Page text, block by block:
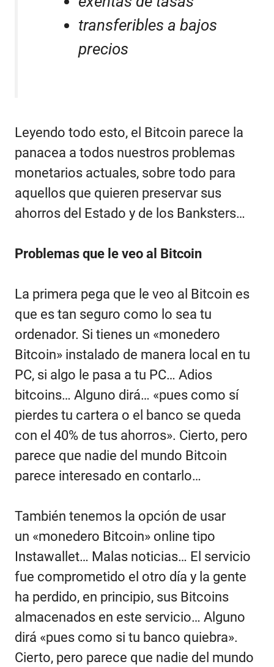
transferibles a bajos
precios
Leyendo todo esto, el Bitcoin parece la
panacea a todos nuestros problemas
monetarios actuales, sobre todo para
aquellos que quieren preservar sus
ahorros del Estado y de los Banksters…
Problemas que le veo al Bitcoin
La primera pega que le veo al Bitcoin es
que es tan seguro como lo sea tu
ordenador. Si tienes un «monedero
Bitcoin» instalado de manera local en tu
PC, si algo le pasa a tu PC… Adios
bitcoins… Alguno dirá… «pues como sí
pierdes tu cartera o el banco se queda
con el 40% de tus ahorros». Cierto, pero
parece que nadie del mundo Bitcoin
parece interesado en contarlo…
También tenemos la opción de usar
un «monedero Bitcoin» online tipo
Instawallet… Malas noticias… El servicio
fue comprometido el otro día y la gente
ha perdido, en principio, sus Bitcoins
almacenados en este servicio… Alguno
dirá «pues como si tu banco quiebra».
Cierto, pero parece que nadie del mundo